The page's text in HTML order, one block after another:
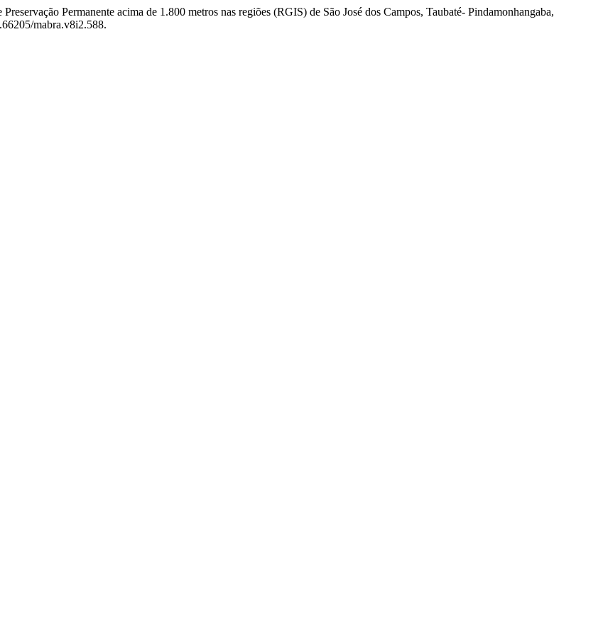
Permanente acima de 1.800 metros nas regiões (RGIS) de São José dos Campos, Taubaté- Pindamonhangaba,
mabra.v8i2.588.